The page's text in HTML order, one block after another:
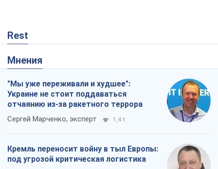
Rest
Мнения
"Мы уже переживали и худшее":
Украине не стоит поддаваться
отчаянию из-за ракетного террора
Сергей Марченко, эксперт 1,4 т.
Кремль переносит войну в тыл Европы:
под угрозой критическая логистика